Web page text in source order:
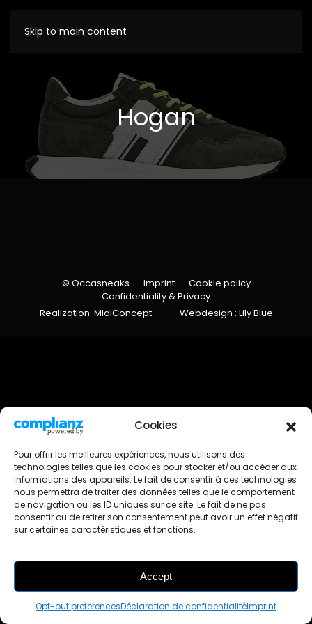
Cookies
Pour offrir les meilleures expériences, nous utilisons des
technologies telles que les cookies pour stocker et/ou accéder aux
informations des appareils. Le fait de consentir à ces technologies
nous permettra de traiter des données telles que le comportement
de navigation ou les ID uniques sur ce site. Le fait de ne pas
consentir ou de retirer son consentement peut avoir un effet négatif
sur certaines caractéristiques et fonctions.
Accept
Opt-out preferencesDéclaration de confidentialitéImprint
Skip to main content
Hogan
© Occasneaks Imprint
Cookie policy
Confidentiality & Privacy
Realization: MidiConcept
Webdesign : Lily Blue